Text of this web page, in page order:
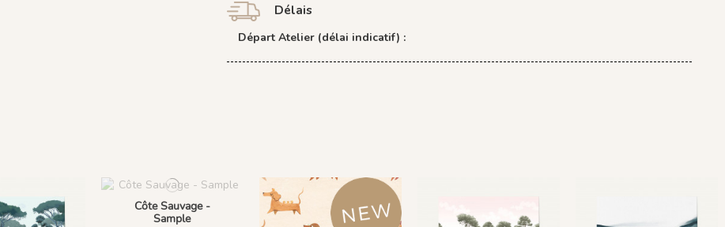
Délais
Départ Atelier (délai indicatif) :
Côte Sauvage -
Sample